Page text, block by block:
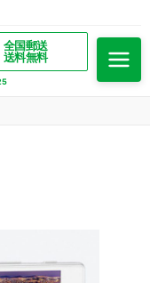
全国郵送
送料無料